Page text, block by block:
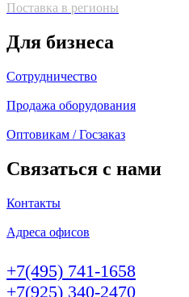
Поставка в регионы
Для бизнеса
Сотрудничество
Продажа оборудования
Оптовикам / Госзаказ
Связаться с нами
Контакты
Адреса офисов
+7(495) 741-1658
+7(925) 340-2470